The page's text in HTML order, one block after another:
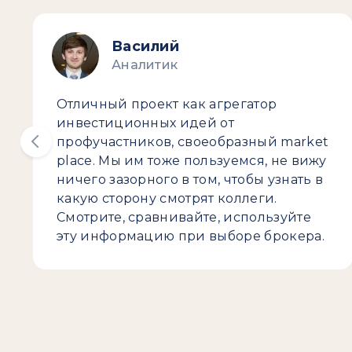
Василий
Аналитик
Отличный проект как агрегатор
инвестиционных идей от
профучастников, своеобразный market
place. Мы им тоже пользуемся, не вижу
ничего зазорного в том, чтобы узнать в
какую сторону смотрят коллеги.
Смотрите, сравнивайте, используйте
эту информацию при выборе брокера.